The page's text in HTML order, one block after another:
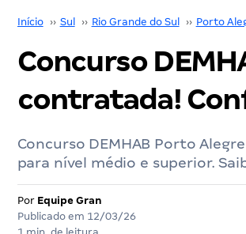
Início ›› Sul ›› Rio Grande do Sul ›› Porto
Concurso
contratada!
Concurso DEMHAB Porto
para nível médio e superior.
Por Equipe Gran
Publicado em 12/03/26